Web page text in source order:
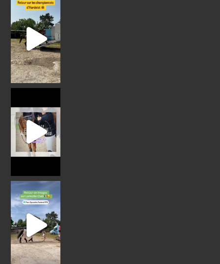
Retour en images sur Lamotte Club 2024
@cl